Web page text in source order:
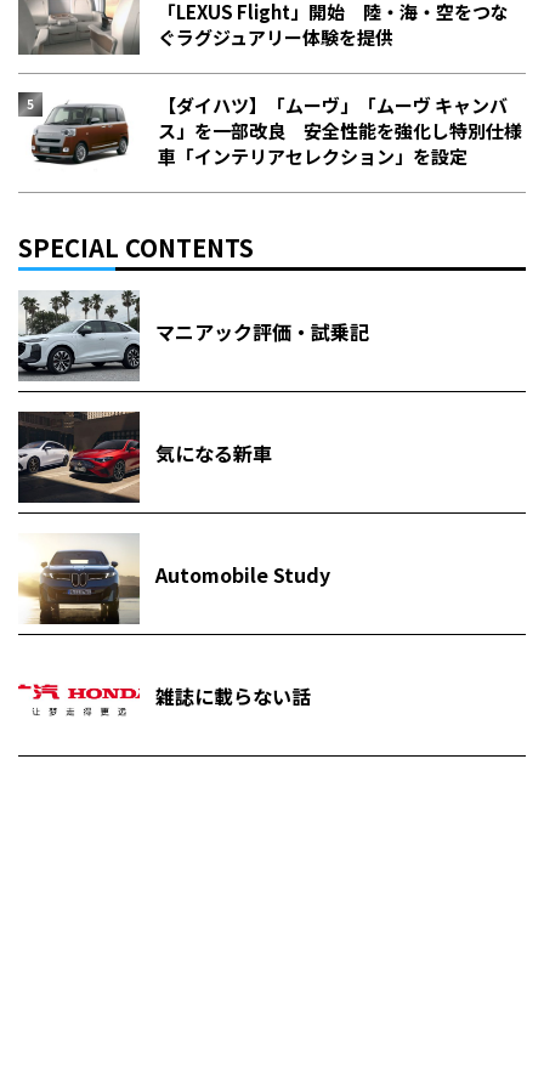
「LEXUS Flight」開始 陸・海・空をつな
ぐラグジュアリー体験を提供
【ダイハツ】「ムーヴ」「ムーヴ キャンバ
ス」を一部改良 安全性能を強化し特別仕様
車「インテリアセレクション」を設定
SPECIAL CONTENTS
マニアック評価・試乗記
気になる新車
Automobile Study
雑誌に載らない話